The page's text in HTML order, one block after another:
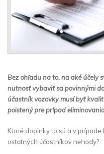
Bez ohľadu na to, na aké účely
nutnosť vybaviť sa povinnými
účastník vozovky musí byť
poistený pre prípad
Ktoré doplnky to sú a v
ostatných účastníkov nehody?